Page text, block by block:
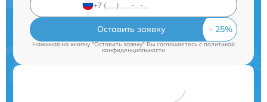
Оставить заявку
Нажимая на кнопку "Оставить заявку" Вы соглашаетесь cполитикой
конфиденциальности